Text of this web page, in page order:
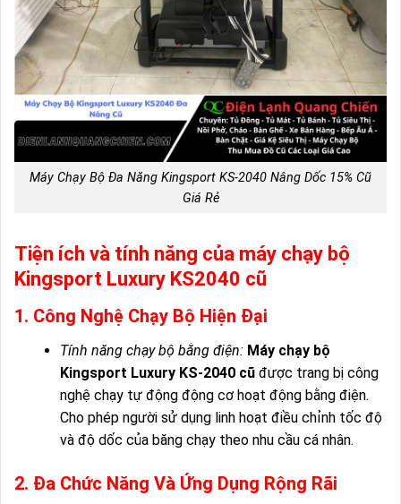
Máy Chạy Bộ Đa Năng Kingsport KS-2040 Nâng Dốc 15% Cũ
Giá Rẻ
Tiện ích và tính năng của máy chạy bộ
Kingsport Luxury KS2040 cũ
1. Công Nghệ Chạy Bộ Hiện Đại
Tính năng chạy bộ bằng điện: Máy chạy bộ
Kingsport Luxury KS-2040 cũđược trang bị công
nghệ chạy tự động động cơ hoạt động bằng điện.
Cho phép người sử dụng linh hoạt điều chỉnh tốc độ
và độ dốc của băng chạy theo nhu cầu cá nhân.
2. Đa Chức Năng Và Ứng Dụng Rộng Rãi